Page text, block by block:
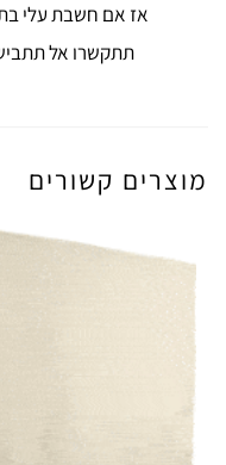
אז אם חשבת עלי
תתקשרו אל תתבישו 050-
מוצרים קשורים